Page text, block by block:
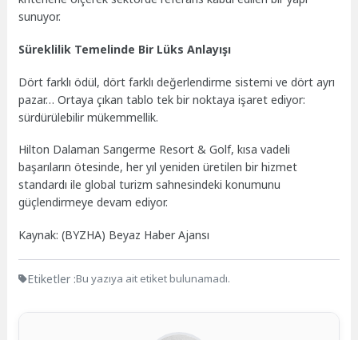
sunuyor.
Süreklilik Temelinde Bir Lüks Anlayışı
Dört farklı ödül, dört farklı değerlendirme sistemi ve dört ayrı
pazar… Ortaya çıkan tablo tek bir noktaya işaret ediyor:
sürdürülebilir mükemmellik.
Hilton Dalaman Sarıgerme Resort & Golf, kısa vadeli
başarıların ötesinde, her yıl yeniden üretilen bir hizmet
standardı ile global turizm sahnesindeki konumunu
güçlendirmeye devam ediyor.
Kaynak: (BYZHA) Beyaz Haber Ajansı
Etiketler :Bu yazıya ait etiket bulunamadı.